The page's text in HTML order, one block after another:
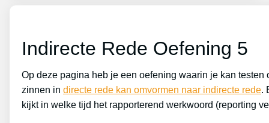
Indirecte Rede Oefening 5
Op deze pagina heb je een oefening waarin je kan testen
zinnen in directe rede kan omvormen naar indirecte rede.
kijkt in welke tijd het rapporterend werkwoord (reporting